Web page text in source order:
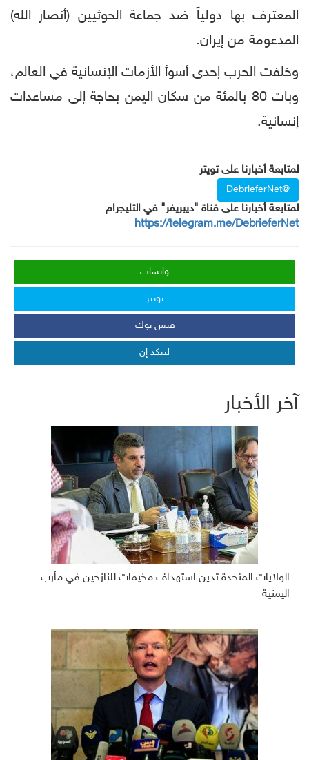
المعترف بها دولياً ضد جماعة الحوثيين (أنصار الله)
المدعومة من إيران.
وخلفت الحرب إحدى أسوأ الأزمات الإنسانية في العالم،
وبات 80 بالمئة من سكان اليمن بحاجة إلى مساعدات
إنسانية.
لمتابعة أخبارنا على تويتر
@DebrieferNet
لمتابعة أخبارنا على قناة "ديبريفر" في التليجرام
https://telegram.me/DebrieferNet
واتساب
تويتر
فيس بوك
لينكد إن
آخر الأخبار
الولايات المتحدة تدين استهداف مخيمات للنازحين في مأرب
اليمنية